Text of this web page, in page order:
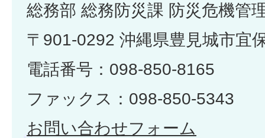
総務部 総務防災課 防災危機管
〒901-0292 沖縄県豊見城市宜
電話番号：098-850-8165
ファックス：098-850-5343
お問い合わせフォーム